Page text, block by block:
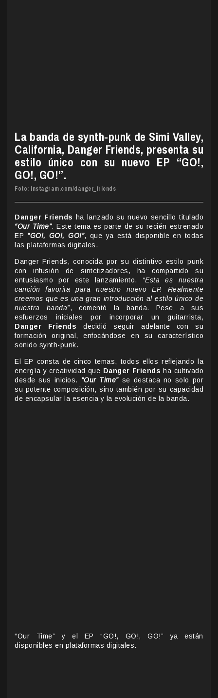
La banda de synth-punk de Simi Valley,
California, Danger Friends, presenta su
estilo único con su nuevo EP “GO!,
GO!, GO!”.
Foto: instagram.com/danger_friends
Danger Friends ha lanzado su nuevo sencillo titulado
“Our Time”. Este tema es parte de su recién estrenado
EP “GO!, GO!, GO!”, que ya está disponible en todas
las plataformas digitales.
Danger Friends, conocida por su distintivo estilo punk
con infusión de sintetizadores, ha compartido su
entusiasmo por este lanzamiento. “Esta es nuestra
canción favorita para nuestro nuevo EP. Realmente
creemos que es una gran introducción al estilo único de
nuestra banda”, comentó la banda. Pese a sus
esfuerzos iniciales por incorporar un guitarrista,
Danger Friends decidió seguir adelante con su
formación original, enfocándose en su característico
sonido synth-punk.
El EP consta de cinco temas, todos ellos reflejando la
energía y creatividad que Danger Friends ha cultivado
desde sus inicios. “Our Time”se destaca no solo por
su potente composición, sino también por su capacidad
de encapsular la esencia y la evolución de la banda.
“Our Time” y el EP “GO!, GO!, GO!” ya están
disponibles en plataformas digitales.